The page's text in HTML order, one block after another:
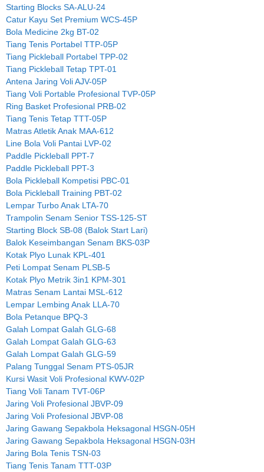
Starting Blocks SA-ALU-24
Catur Kayu Set Premium WCS-45P
Bola Medicine 2kg BT-02
Tiang Tenis Portabel TTP-05P
Tiang Pickleball Portabel TPP-02
Tiang Pickleball Tetap TPT-01
Antena Jaring Voli AJV-05P
Tiang Voli Portable Profesional TVP-05P
Ring Basket Profesional PRB-02
Tiang Tenis Tetap TTT-05P
Matras Atletik Anak MAA-612
Line Bola Voli Pantai LVP-02
Paddle Pickleball PPT-7
Paddle Pickleball PPT-3
Bola Pickleball Kompetisi PBC-01
Bola Pickleball Training PBT-02
Lempar Turbo Anak LTA-70
Trampolin Senam Senior TSS-125-ST
Starting Block SB-08 (Balok Start Lari)
Balok Keseimbangan Senam BKS-03P
Kotak Plyo Lunak KPL-401
Peti Lompat Senam PLSB-5
Kotak Plyo Metrik 3in1 KPM-301
Matras Senam Lantai MSL-612
Lempar Lembing Anak LLA-70
Bola Petanque BPQ-3
Galah Lompat Galah GLG-68
Galah Lompat Galah GLG-63
Galah Lompat Galah GLG-59
Palang Tunggal Senam PTS-05JR
Kursi Wasit Voli Profesional KWV-02P
Tiang Voli Tanam TVT-06P
Jaring Voli Profesional JBVP-09
Jaring Voli Profesional JBVP-08
Jaring Gawang Sepakbola Heksagonal HSGN-05H
Jaring Gawang Sepakbola Heksagonal HSGN-03H
Jaring Bola Tenis TSN-03
Tiang Tenis Tanam TTT-03P